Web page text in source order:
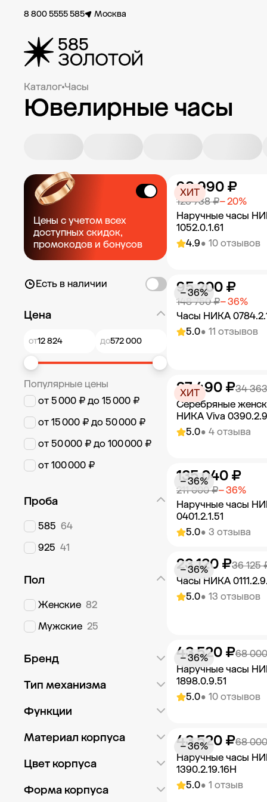
8 800 5555 585 Москва
Каталог Часы
Ювелирные часы
Цены с учетом всех
доступных скидок,
промокодов и бонусов
Есть в наличии
Цена
от до
Популярные цены
от 5 000 ₽ до 15 000 ₽
от 15 000 ₽ до 50 000 ₽
от 50 000 ₽ до 100 000 ₽
от 100 000 ₽
Проба
585 64
925 41
Пол
Женские 82
Мужские 25
Бренд
GRA 4
Тип механизма
Кварцевый
Функции
12 часовой формат
Материал корпуса
Золото 75
Цвет корпуса
Биколор 8
Форма корпуса
4.9• 10 отзывов
Наручные часы
1052.0.1.61
123 738 ₽− 20%
98 990 ₽
ХИТ
Добавить в
5.0• 11 отзывов
Часы НИКА
148 750 ₽− 36%
95 200 ₽
− 36%
Добавить в
5.0• 4 отзыва
Серебряные
НИКА Viva
34
27 490 ₽
ХИТ
Добавить в
5.0• 3 отзыва
Наручные часы
0401.2.1.51
211 000 ₽− 36%
135 040 ₽
− 36%
Добавить в
5.0• 13 отзывов
Часы НИКА
36 125
23 120 ₽
− 36%
Добавить в
5.0• 10 отзывов
Наручные часы
1898.0.9.51
68
43 520 ₽
− 36%
Добавить в
5.0• 1 отзыв
Наручные часы
1390.2.19.16H
68
43 520 ₽
− 36%